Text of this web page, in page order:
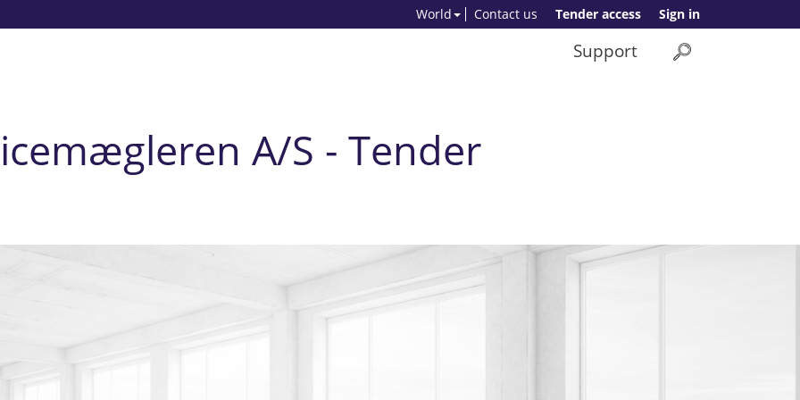
Sign in
Tender access
Contact us
World
Support
A/S - Tender